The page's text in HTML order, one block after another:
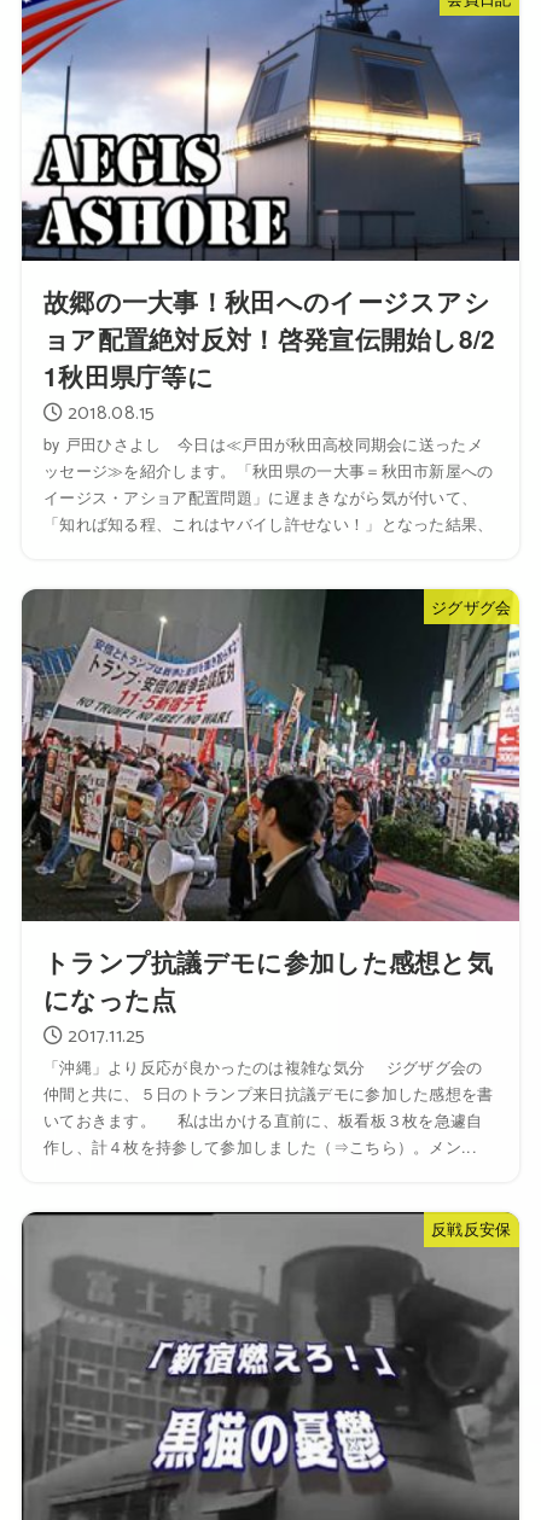
故郷の一大事！秋田へのイージスアシ
ョア配置絶対反対！啓発宣伝開始し8/2
1秋田県庁等に
2018.08.15
by 戸田ひさよし 今日は≪戸田が秋田高校同期会に送ったメ
ッセージ≫を紹介します。「秋田県の一大事＝秋田市新屋への
イージス・アショア配置問題」に遅まきながら気が付いて、
「知れば知る程、これはヤバイし許せない！」となった結果、
ジグザグ会
トランプ抗議デモに参加した感想と気
になった点
2017.11.25
「沖縄」より反応が良かったのは複雑な気分 ジグザグ会の
仲間と共に、５日のトランプ来日抗議デモに参加した感想を書
いておきます。 私は出かける直前に、板看板３枚を急遽自
作し、計４枚を持参して参加しました（⇒こちら）。メン...
反戦反安保